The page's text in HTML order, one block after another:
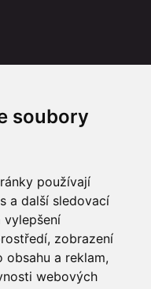
soubory
používají
a další sledovací
vylepšení
zobrazení
obsahu a reklam,
webových